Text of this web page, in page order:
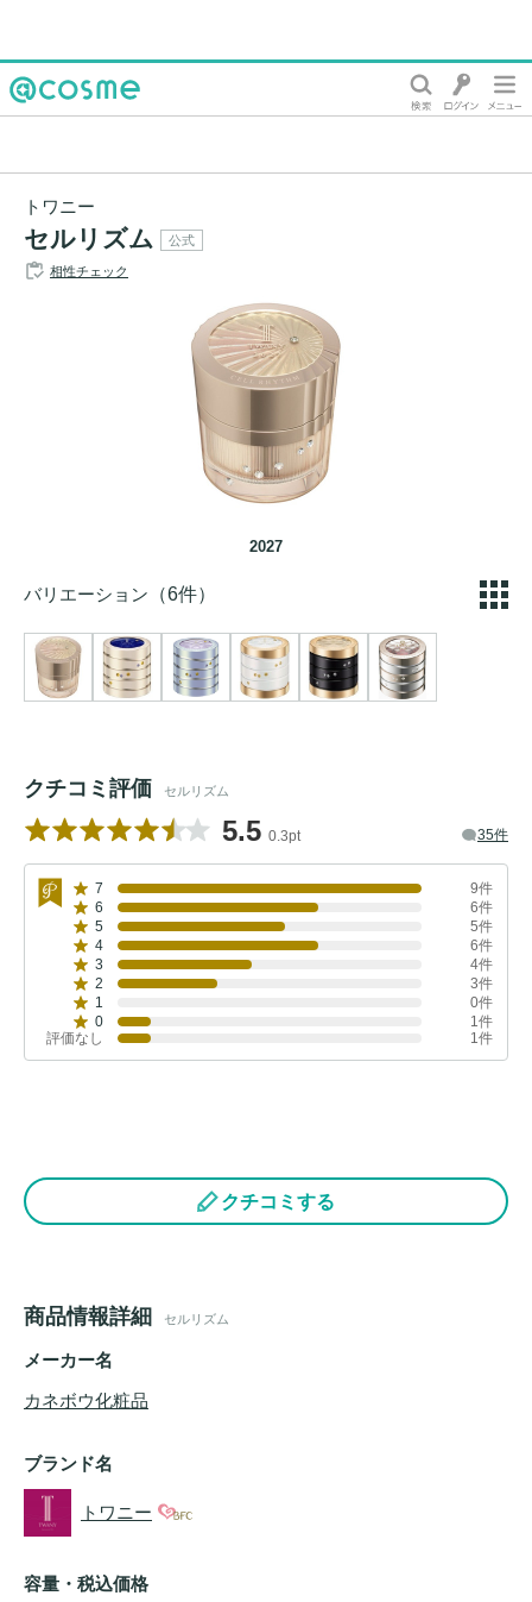
トワニー
セルリズム 公式
相性チェック
2027
バリエーション （6件）
クチコミ評価 セルリズム
5.5 0.3pt 35件
7
9件
6
6件
5
5件
4
6件
3
4件
2
3件
1
0件
0
1件
評価なし
1件
クチコミする
商品情報詳細 セルリズム
メーカー名
カネボウ化粧品
ブランド名
トワニー
容量・税込価格